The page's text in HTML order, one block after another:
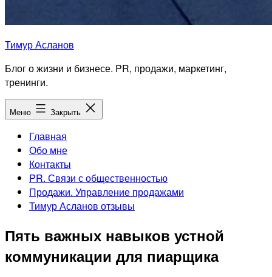
Тимур Асланов
Блог о жизни и бизнесе. PR, продажи, маркетинг,
тренинги.
Меню Закрыть
Главная
Обо мне
Контакты
PR. Связи с общественностью
Продажи. Управление продажами
Тимур Асланов отзывы
Пять важных навыков устной
коммуникации для пиарщика